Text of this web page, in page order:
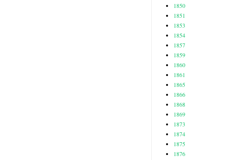
1850
1851
1853
1854
1857
1859
1860
1861
1865
1866
1868
1869
1873
1874
1875
1876